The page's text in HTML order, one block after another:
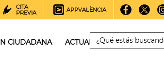
CITA
PREVIA
APPVALÈNCIA
CIUDADANA ACTUALIDAD